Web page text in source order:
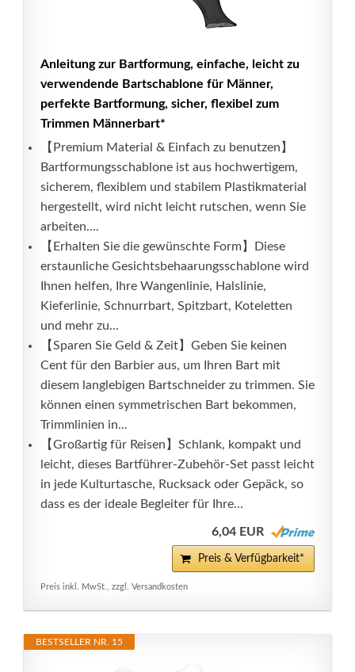
Anleitung zur Bartformung, einfache, leicht zu
verwendende Bartschablone für Männer,
perfekte Bartformung, sicher, flexibel zum
Trimmen Männerbart*
【Premium Material & Einfach zu benutzen】
Bartformungsschablone ist aus hochwertigem,
sicherem, flexiblem und stabilem Plastikmaterial
hergestellt, wird nicht leicht rutschen, wenn Sie
arbeiten....
【Erhalten Sie die gewünschte Form】Diese
erstaunliche Gesichtsbehaarungsschablone wird
Ihnen helfen, Ihre Wangenlinie, Halslinie,
Kieferlinie, Schnurrbart, Spitzbart, Koteletten
und mehr zu...
【Sparen Sie Geld & Zeit】Geben Sie keinen
Cent für den Barbier aus, um Ihren Bart mit
diesem langlebigen Bartschneider zu trimmen. Sie
können einen symmetrischen Bart bekommen,
Trimmlinien in...
【Großartig für Reisen】Schlank, kompakt und
leicht, dieses Bartführer-Zubehör-Set passt leicht
in jede Kulturtasche, Rucksack oder Gepäck, so
dass es der ideale Begleiter für Ihre...
6,04 EUR
Preis & Verfügbarkeit*
Preis inkl. MwSt., zzgl. Versandkosten
BESTSELLER NR. 15